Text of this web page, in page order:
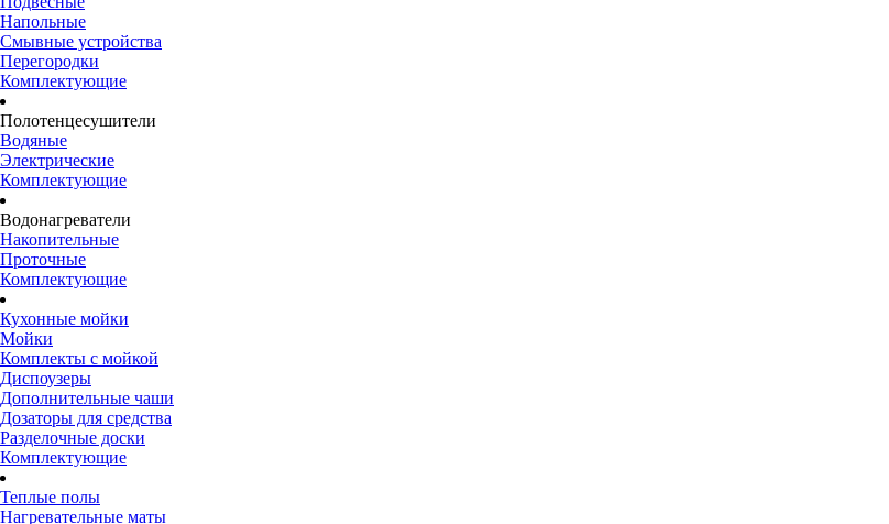
Напольные
Смывные устройства
Перегородки
Комплектующие
Полотенцесушители
Водяные
Электрические
Комплектующие
Водонагреватели
Накопительные
Проточные
Комплектующие
Кухонные мойки
Мойки
Комплекты с мойкой
Диспоузеры
Дополнительные чаши
Дозаторы для средства
Разделочные доски
Комплектующие
Теплые полы
Нагревательные маты